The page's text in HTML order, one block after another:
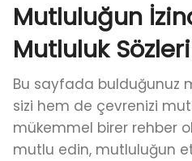
Mutluluğun
Mutluluk Sözleri
Bu sayfada bulduğunuz
sizi hem de çevrenizi
mükemmel birer rehber
mutlu edin, mutluluğun